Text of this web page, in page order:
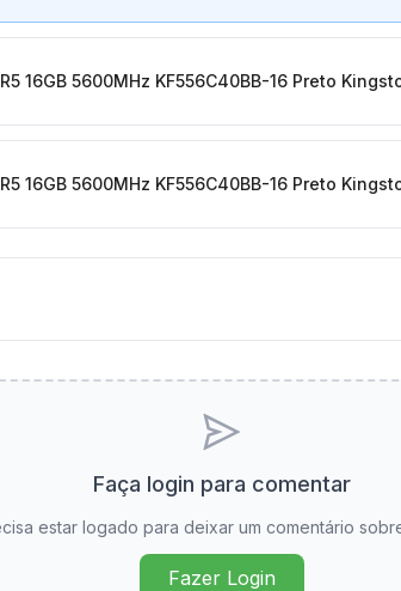
16GB 5600MHz KF556C40BB-16 Preto
16GB 5600MHz KF556C40BB-16 Preto
Faça login para comentar
estar logado para deixar um comentário
Fazer Login